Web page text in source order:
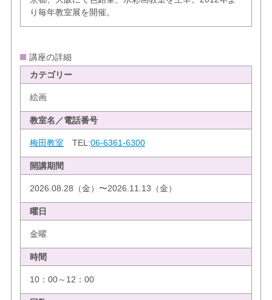
り毎年教室展を開催。
講座の詳細
カテゴリー
絵画
教室名／電話番号
梅田教室 TEL:06-6361-6300
開講期間
2026.08.28（金）〜2026.11.13（金）
曜日
金曜
時間
10：00～12：00